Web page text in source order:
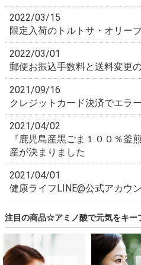
2022/03/15
限定入荷のトルトサ・オリー
2022/03/01
郵便お振込手数料と送料変更
2021/09/16
クレジットカード決済でエラ
2021/04/02
『鹿児島産黒ごま１００％釜
産が決まりました
2021/04/01
健康ライフLINE@公式アカウ
注目の商品☆アミノ酸で元気をキ